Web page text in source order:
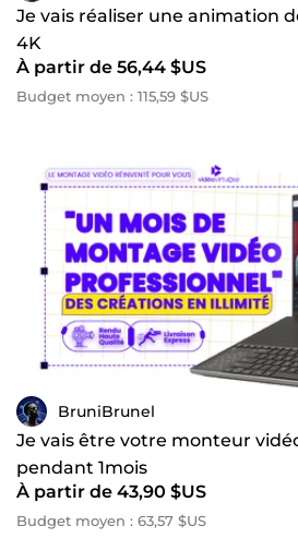
Je vais réaliser une animation
4K
À partir de 56,44 $US
Budget moyen : 115,59 $US
BruniBrunel
Je vais être votre monteur
pendant 1mois
À partir de 43,90 $US
Budget moyen : 63,57 $US